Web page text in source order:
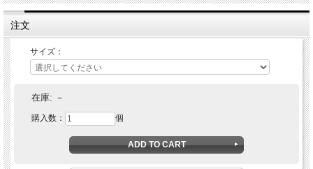
注文
サイズ：
在庫: －
購入数： 個